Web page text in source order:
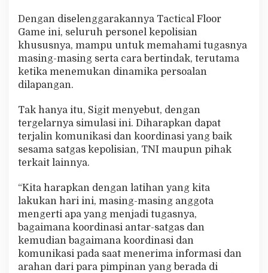
Dengan diselenggarakannya Tactical Floor
Game ini, seluruh personel kepolisian
khususnya, mampu untuk memahami tugasnya
masing-masing serta cara bertindak, terutama
ketika menemukan dinamika persoalan
dilapangan.
Tak hanya itu, Sigit menyebut, dengan
tergelarnya simulasi ini. Diharapkan dapat
terjalin komunikasi dan koordinasi yang baik
sesama satgas kepolisian, TNI maupun pihak
terkait lainnya.
“Kita harapkan dengan latihan yang kita
lakukan hari ini, masing-masing anggota
mengerti apa yang menjadi tugasnya,
bagaimana koordinasi antar-satgas dan
kemudian bagaimana koordinasi dan
komunikasi pada saat menerima informasi dan
arahan dari para pimpinan yang berada di